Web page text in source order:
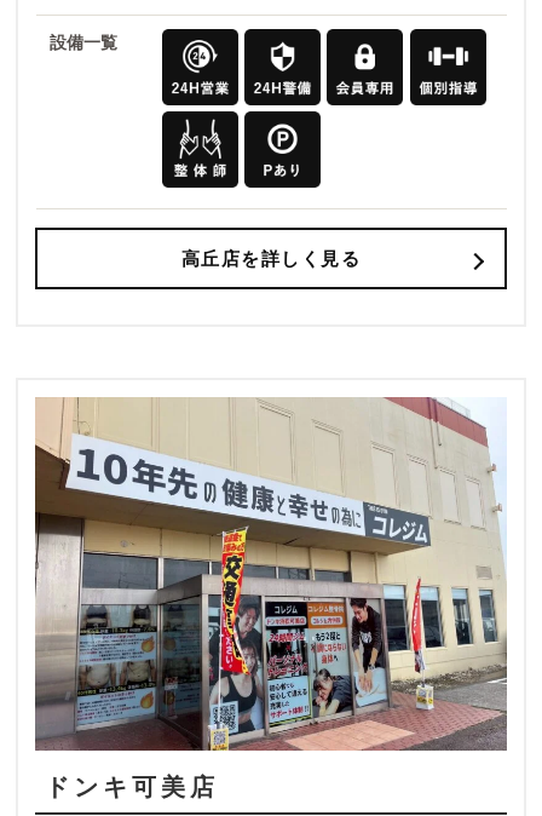
設備一覧
高丘店を詳しく見る
ドンキ可美店